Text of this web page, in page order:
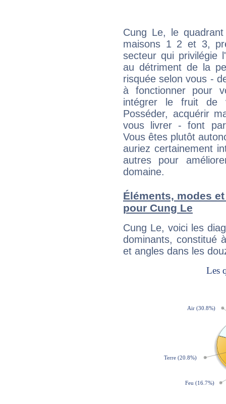
Cung Le, le
maisons 1 2 et 3,
secteur qui privilégie
au détriment de la
risquée selon vous -
à fonctionner pour
intégrer le fruit de
Posséder, acquérir
vous livrer - font
Vous êtes plutôt
auriez certainement
autres pour
domaine.
Éléments, modes
pour Cung Le
Cung Le, voici les
dominants, constitué
et angles dans les